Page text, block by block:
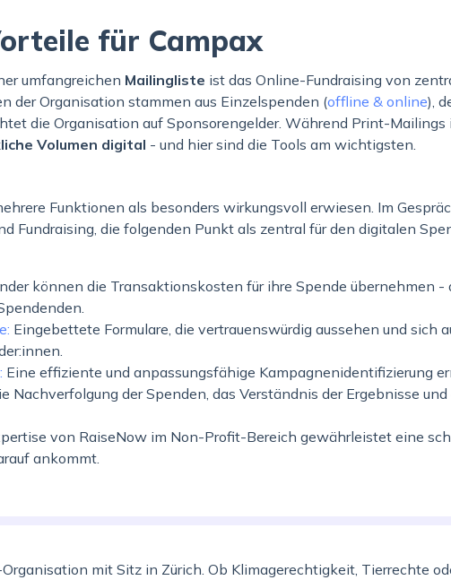
für Campax
umfangreichen Mailingliste ist das Online-Fundraising von
der Organisation stammen aus Einzelspenden (offline & online),
die Organisation auf Sponsorengelder. Während Print-Mailings
Volumen digital - und hier sind die Tools am wichtigsten.
Funktionen als besonders wirkungsvoll erwiesen. Im
Fundraising, die folgenden Punkt als zentral für den digitalen
können die Transaktionskosten für ihre Spende übernehmen -
Eingebettete Formulare, die vertrauenswürdig aussehen und sich
Eine effiziente und anpassungsfähige Kampagnenidentifizierung
Nachverfolgung der Spenden, das Verständnis der Ergebnisse
von RaiseNow im Non-Profit-Bereich gewährleistet eine
ankommt.
mit Sitz in Zürich. Ob Klimagerechtigkeit, Tierrechte